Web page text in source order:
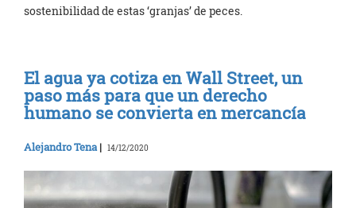
sostenibilidad de estas ‘granjas’ de peces.
El agua ya cotiza en Wall Street, un
paso más para que un derecho
humano se convierta en mercancía
Alejandro Tena | 14/12/2020